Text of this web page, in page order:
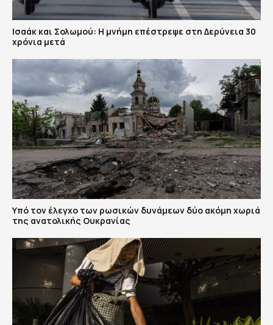
Ισαάκ και Σολωμού: Η μνήμη επέστρεψε στη Δερύνεια 30
χρόνια μετά
Υπό τον έλεγχο των ρωσικών δυνάμεων δύο ακόμη χωριά
της ανατολικής Ουκρανίας